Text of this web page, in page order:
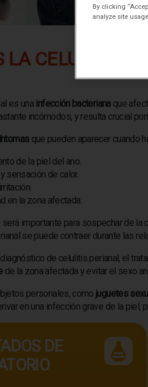
LA CELULITIS
es una infección bacterianaque
incómodos, y resulta crucial
que pueden aparecer cuando
de la piel del ano.
sensación de calor.
en la zona afectada.
importante para sospechar de la
se puede contraer durante las
de celulitis perianal, el
de la zona afectada y evitar el sexo
personales, como juguetes
en una infección grave de la piel,
DE
By clicking
analyze site